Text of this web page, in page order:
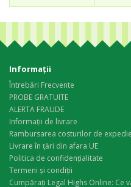
Informaţii
Întrebări Frecvente
PROBE GRATUITE
ALERTA FRAUDE
Informații de livrare
Rambursarea costurilor de
Livrare în țări din afara UE
Politica de confidențialitate
Termeni și condiții
Cumpărați Legal Highs Online: Ce